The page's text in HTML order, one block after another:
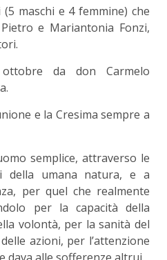
maschi e 4 femmine) che
e Mariantonia Fonzi,
da don Carmelo
e la Cresima sempre a
semplice, attraverso le
della umana natura, e a
per quel che realmente
per la capacità della
volontà, per la sanità del
azioni, per l’attenzione